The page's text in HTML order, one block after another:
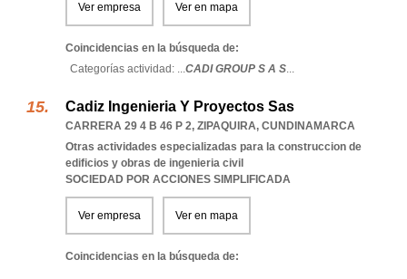
Ver empresa Ver en mapa
Coincidencias en la búsqueda de:
Categorías actividad: ...CADI GROUP S A S...
Cadiz Ingenieria Y Proyectos Sas
CARRERA 29 4 B 46 P 2, ZIPAQUIRA, CUNDINAMARCA
Otras actividades especializadas para la construccion de
edificios y obras de ingenieria civil
SOCIEDAD POR ACCIONES SIMPLIFICADA
Ver empresa Ver en mapa
Coincidencias en la búsqueda de: